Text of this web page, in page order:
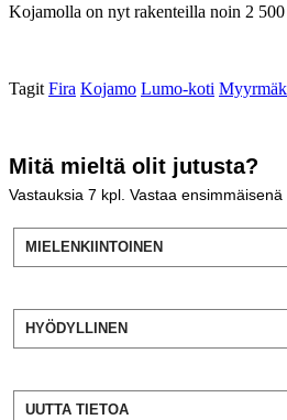
Kojamolla on nyt rakenteilla noin 2 500
Tagit Fira Kojamo Lumo-koti
Mitä mieltä olit jutusta?
Vastauksia 7 kpl. Vastaa
MIELENKIINTOINEN
HYÖDYLLINEN
UUTTA TIETOA